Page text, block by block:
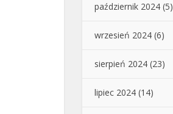
październik 2024 (5)
wrzesień 2024 (6)
sierpień 2024 (23)
lipiec 2024 (14)